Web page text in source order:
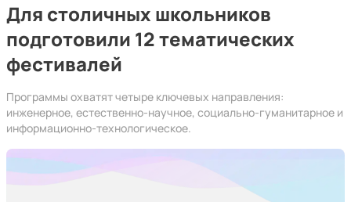
Для столичных школьников
подготовили 12 тематических
фестивалей
Программы охватят четыре ключевых направления:
инженерное, естественно-научное, социально-гуманитарное и
информационно-технологическое.